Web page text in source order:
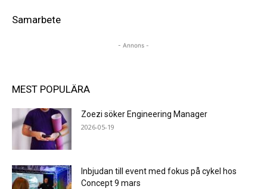
Samarbete
- Annons -
MEST POPULÄRA
Zoezi söker Engineering Manager
2026-05-19
Inbjudan till event med fokus på cykel hos
Concept 9 mars